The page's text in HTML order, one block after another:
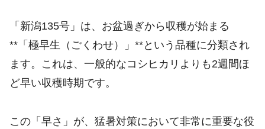
「新潟135号」は、お盆過ぎから収穫が始まる
**「極早生（ごくわせ）」**という品種に分類され
ます。これは、一般的なコシヒカリよりも2週間ほ
ど早い収穫時期です。
この「早さ」が、猛暑対策において非常に重要な役